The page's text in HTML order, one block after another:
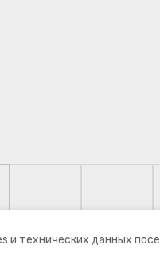
и технических данных